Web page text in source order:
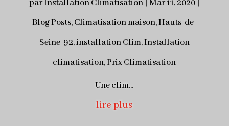
parInstallation Climatisation| Mar 11, 2020|
Blog Posts,Climatisation maison,Hauts-de-
Seine-92,installation Clim,Installation
climatisation,Prix Climatisation
Une clim...
lire plus